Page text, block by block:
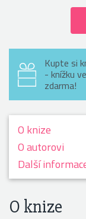
Kupte si
- knížku
zdarma!
O knize
O autorovi
Další
O knize